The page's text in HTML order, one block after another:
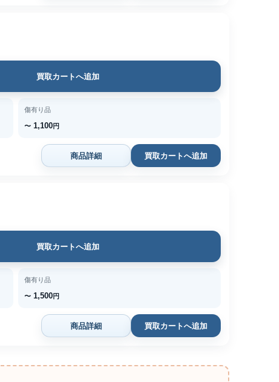
買取カートへ追加
傷有り品
〜 1,100円
商品詳細 買取カートへ追加
買取カートへ追加
傷有り品
〜 1,500円
商品詳細 買取カートへ追加